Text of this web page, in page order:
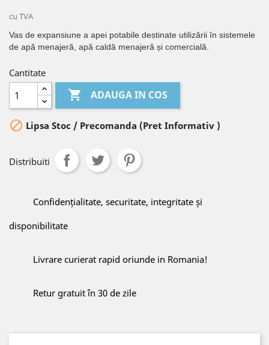
cu TVA
Vas de expansiune a apei potabile destinate utilizării în sistemele
de apă menajeră, apă caldă menajeră și comercială.
Cantitate
 ADAUGA IN COS
 Lipsa Stoc / Precomanda (Pret Informativ )
Distribuiti
Confidențialitate, securitate, integritate și
disponibilitate
Livrare curierat rapid oriunde in Romania!
Retur gratuit în 30 de zile